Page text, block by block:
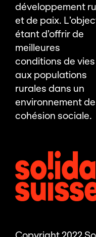
développement
et de paix.
étant d’offrir de
meilleures
conditions de vies
aux populations
rurales dans un
environnement de
cohésion sociale.